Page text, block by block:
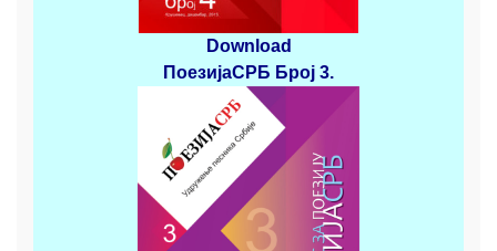
Download
ПоезијаСРБ Број 3.